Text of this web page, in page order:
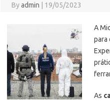
Byadmin 19/05/2023
A
para
As